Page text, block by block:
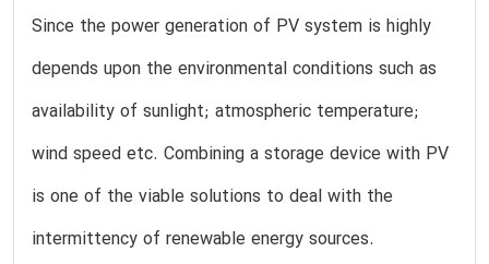
Since the power generation of PV system is highly
depends upon the environmental conditions such as
availability of sunlight; atmospheric temperature;
wind speed etc. Combining a storage device with PV
is one of the viable solutions to deal with the
intermittency of renewable energy sources.